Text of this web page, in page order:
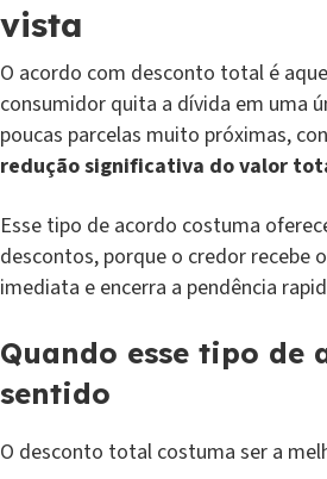
vista
O acordo com desconto total é
consumidor quita a dívida em uma
poucas parcelas muito próximas,
redução significativa do valor
Esse tipo de acordo costuma
descontos, porque o credor recebe
imediata e encerra a pendência
Quando esse tipo de
sentido
O desconto total costuma ser a